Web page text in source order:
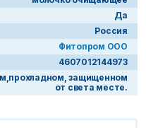
Да
Россия
Фитопром ООО
4607012144973
защищенном
от света месте.